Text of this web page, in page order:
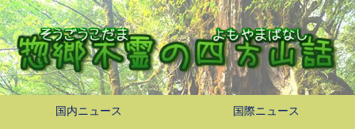
国内ニュース 国際ニュース